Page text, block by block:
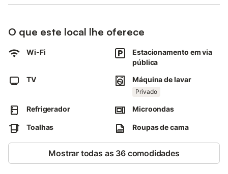
Distância a pé/de carro até o bar mais próximo: 90m.
632m.
Distância a pé/de carro até o café mais próximo: 542m.
Aeroporto de Faro: 64.5km.
Estacionamento gratuito disponível na rua.
Ar condicionado indisponível no momento.
Toalhas e roupa de cama estão incluídas no preço.
O que este local lhe oferece
Wi-Fi
Estacionamento em via
pública
TV
Máquina de lavar
Privado
Refrigerador Microondas
Toalhas Roupas de cama
Mostrar todas as 36 comodidades